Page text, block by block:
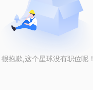
很抱歉,这个星球没有职位呢！